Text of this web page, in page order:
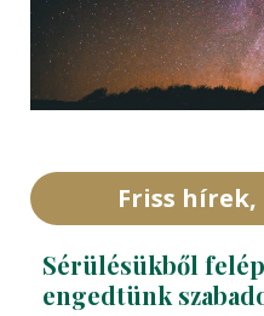
Friss
Sérülésükből
engedtünk